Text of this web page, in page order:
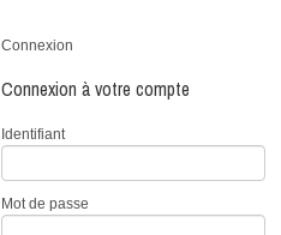
Connexion
Connexion à votre compte
Identifiant
Mot de passe